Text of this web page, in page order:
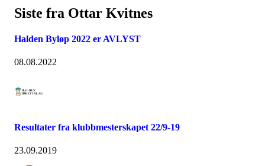
Siste fra Ottar Kvitnes
Halden Byløp 2022 er AVLYST
08.08.2022
Resultater fra klubbmesterskapet 22/9-19
23.09.2019